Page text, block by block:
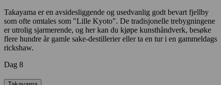
Takayama er en avsidesliggende og usedvanlig godt bevart fjellby
som ofte omtales som "Lille Kyoto". De tradisjonelle trebygningene
er utrolig sjarmerende, og her kan du kjøpe kunsthåndverk, besøke
flere hundre år gamle sake-destillerier eller ta en tur i en gammeldags
rickshaw.
Dag 8